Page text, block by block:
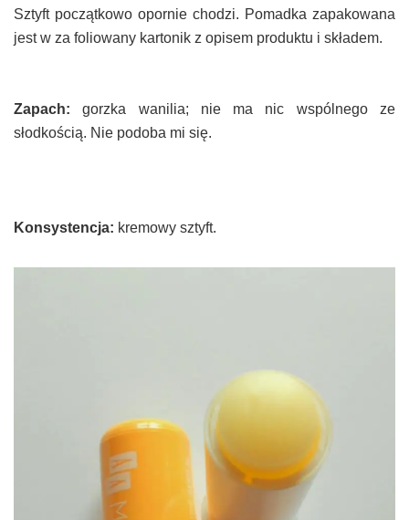
Sztyft początkowo opornie chodzi. Pomadka zapakowana
jest w za foliowany kartonik z opisem produktu i składem.
Zapach:gorzka wanilia; nie ma nic wspólnego ze
słodkością. Nie podoba mi się.
Konsystencja: kremowy sztyft.